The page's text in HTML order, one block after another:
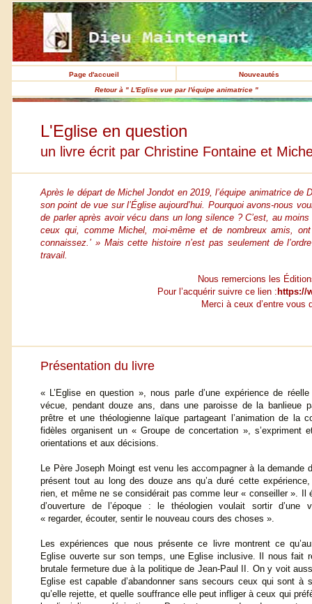
Page d'accueil
Nouveautés
Retour à " L'Eglise vue par l'équipe animatrice "
L'Eglise en question
un livre écrit par Christine Fontaine et
Après le départ de Michel Jondot en 2019, l’équipe animatrice
son point de vue sur l’Église aujourd’hui. Pourquoi avons-nous
de parler après avoir vécu dans un long silence ? C’est, au
ceux qui, comme Michel, moi-même et de nombreux amis,
connaissez.’ » Mais cette histoire n’est pas seulement de
travail.
Nous remercions les
Pour l’acquérir suivre ce lien : https://
Merci à ceux d’entre vous
Présentation du livre
« L’Eglise en question », nous parle d’une expérience de réelle
vécue, pendant douze ans, dans une paroisse de la banlieue
prêtre et une théologienne laïque partageant l’animation de la
fidèles organisent un « Groupe de concertation », s’expriment
orientations et aux décisions.
Le Père Joseph Moingt est venu les accompagner à la demande
présent tout au long des douze ans qu’a duré cette expérience,
rien, et même ne se considérait pas comme leur « conseiller ». Il
d’ouverture de l’époque : le théologien voulait sortir d’une
« regarder, écouter, sentir le nouveau cours des choses ».
Les expériences que nous présente ce livre montrent ce
Eglise ouverte sur son temps, une Eglise inclusive. Il nous fait
brutale fermeture due à la politique de Jean-Paul II. On y voit
Eglise est capable d’abandonner sans secours ceux qui sont à
qu’elle rejette, et quelle souffrance elle peut infliger à ceux qui